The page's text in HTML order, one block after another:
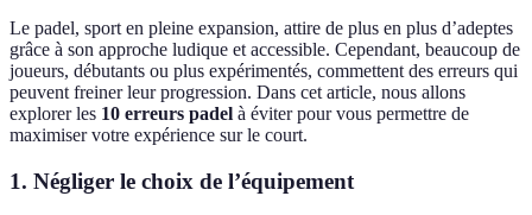
Le padel, sport en pleine expansion, attire de plus en plus d’adeptes
grâce à son approche ludique et accessible. Cependant, beaucoup de
joueurs, débutants ou plus expérimentés, commettent des erreurs qui
peuvent freiner leur progression. Dans cet article, nous allons
explorer les 10 erreurs padel à éviter pour vous permettre de
maximiser votre expérience sur le court.
1. Négliger le choix de l’équipement